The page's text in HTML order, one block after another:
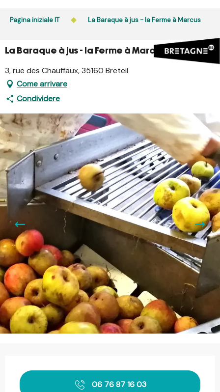
Pagina iniziale IT La Baraque à jus - la Ferme à Marcus
La Baraque à jus - la Ferme à Marcus
3, rue des Chauffaux, 35160 Breteil
Come arrivare
Condividere
06 76 87 16 03